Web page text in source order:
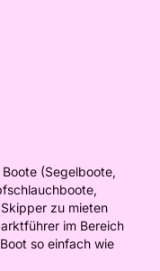
(Segelboote,
zu mieten
im Bereich
so einfach wie